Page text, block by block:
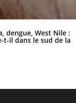
dengue, West Nile :
t-il dans le sud de la